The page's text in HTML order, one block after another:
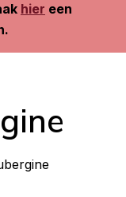
hier een